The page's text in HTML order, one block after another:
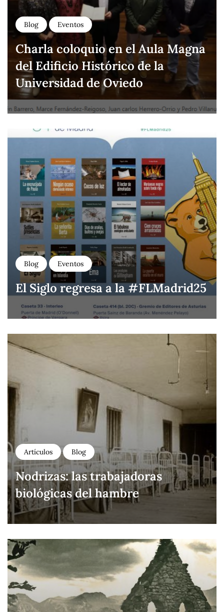
Blog Eventos
Charla coloquio en el Aula Magna
del Edificio Histórico de la
Universidad de Oviedo
Blog Eventos
El Siglo regresa a la #FLMadrid25
Artículos Blog
Nodrizas: las trabajadoras
biológicas del hambre